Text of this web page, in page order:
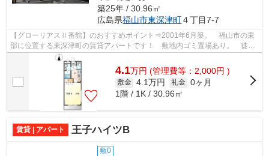
築25年 / 30.96㎡
広島県福山市東深津町４丁目7-7
【グローリアスⅡ番館】のおすすめポイント⇒2001年6月築。 福山市の東
部に位置する東深津町の賃貸アパートです！ 敷地内ゴミ置場あり。 徒歩
約5分のところにコンビニエンスストア、...
4.1万円 (管理費等：2,000円 )
敷金 4.1万円 礼金 0ヶ月
1階 / 1K / 30.96㎡
賃貸 | アパート 王子ハイツB
敷0